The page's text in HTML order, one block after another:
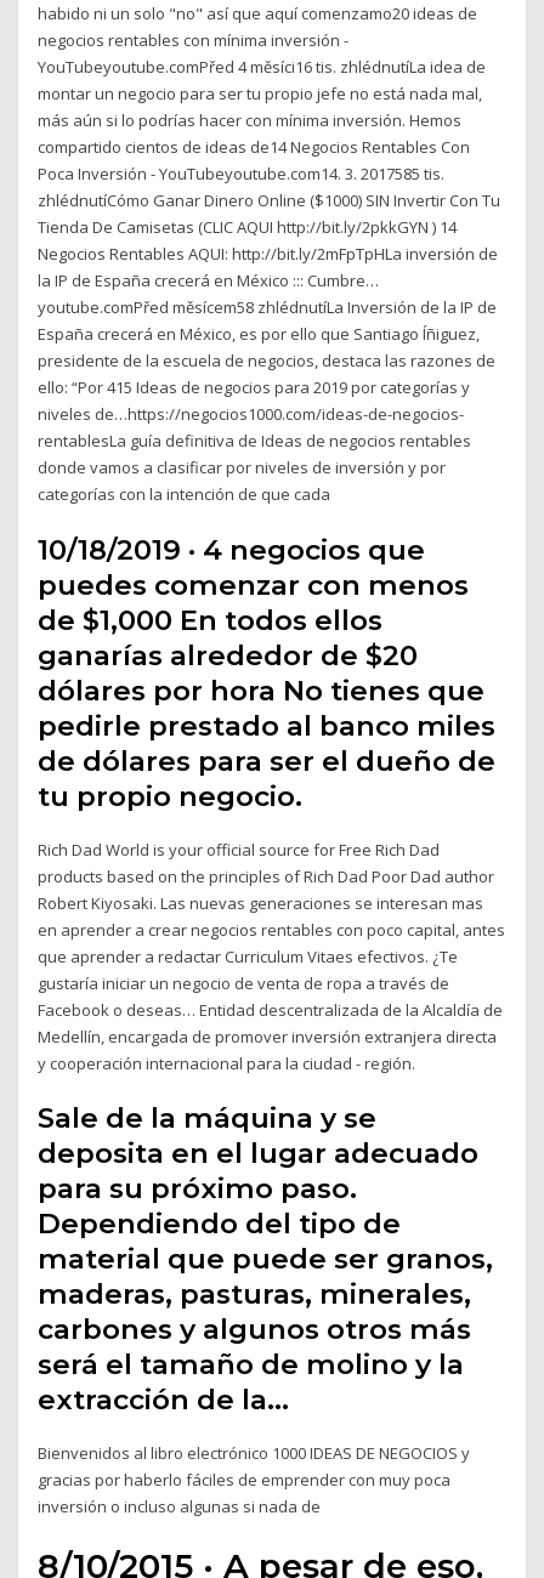
habido ni un solo "no" así que aquí comenzamo20 ideas de
negocios rentables con mínima inversión -
YouTubeyoutube.comPřed 4 měsíci16 tis. zhlédnutíLa idea de
montar un negocio para ser tu propio jefe no está nada mal,
más aún si lo podrías hacer con mínima inversión. Hemos
compartido cientos de ideas de14 Negocios Rentables Con
Poca Inversión - YouTubeyoutube.com14. 3. 2017585 tis.
zhlédnutíCómo Ganar Dinero Online ($1000) SIN Invertir Con Tu
Tienda De Camisetas (CLIC AQUI http://bit.ly/2pkkGYN ) 14
Negocios Rentables AQUI: http://bit.ly/2mFpTpHLa inversión de
la IP de España crecerá en México ::: Cumbre…
youtube.comPřed měsícem58 zhlédnutíLa Inversión de la IP de
España crecerá en México, es por ello que Santiago Íñiguez,
presidente de la escuela de negocios, destaca las razones de
ello: “Por 415 Ideas de negocios para 2019 por categorías y
niveles de…https://negocios1000.com/ideas-de-negocios-
rentablesLa guía definitiva de Ideas de negocios rentables
donde vamos a clasificar por niveles de inversión y por
categorías con la intención de que cada
10/18/2019 · 4 negocios que
puedes comenzar con menos
de $1,000 En todos ellos
ganarías alrededor de $20
dólares por hora No tienes que
pedirle prestado al banco miles
de dólares para ser el dueño de
tu propio negocio.
Rich Dad World is your official source for Free Rich Dad
products based on the principles of Rich Dad Poor Dad author
Robert Kiyosaki. Las nuevas generaciones se interesan mas
en aprender a crear negocios rentables con poco capital, antes
que aprender a redactar Curriculum Vitaes efectivos. ¿Te
gustaría iniciar un negocio de venta de ropa a través de
Facebook o deseas… Entidad descentralizada de la Alcaldía de
Medellín, encargada de promover inversión extranjera directa
y cooperación internacional para la ciudad - región.
Sale de la máquina y se
deposita en el lugar adecuado
para su próximo paso.
Dependiendo del tipo de
material que puede ser granos,
maderas, pasturas, minerales,
carbones y algunos otros más
será el tamaño de molino y la
extracción de la…
Bienvenidos al libro electrónico 1000 IDEAS DE NEGOCIOS y
gracias por haberlo fáciles de emprender con muy poca
inversión o incluso algunas si nada de
8/10/2015 · A pesar de eso,